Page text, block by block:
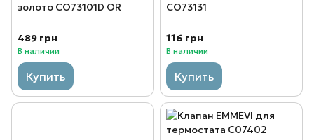
золото CO73101D OR
489 грн
В наличии
Купить
CO73131
116 грн
В наличии
Купить